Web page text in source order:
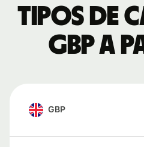
Tipos de
GBP a
GBP